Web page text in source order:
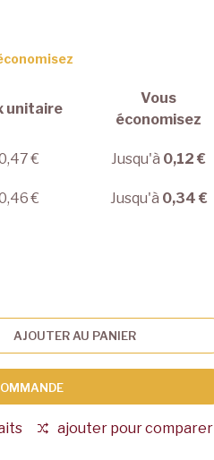
unitaire
Vous
économisez
€ Jusqu'à 0,12 €
€ Jusqu'à 0,34 €
AJOUTER AU PANIER
ajouter pour comparer